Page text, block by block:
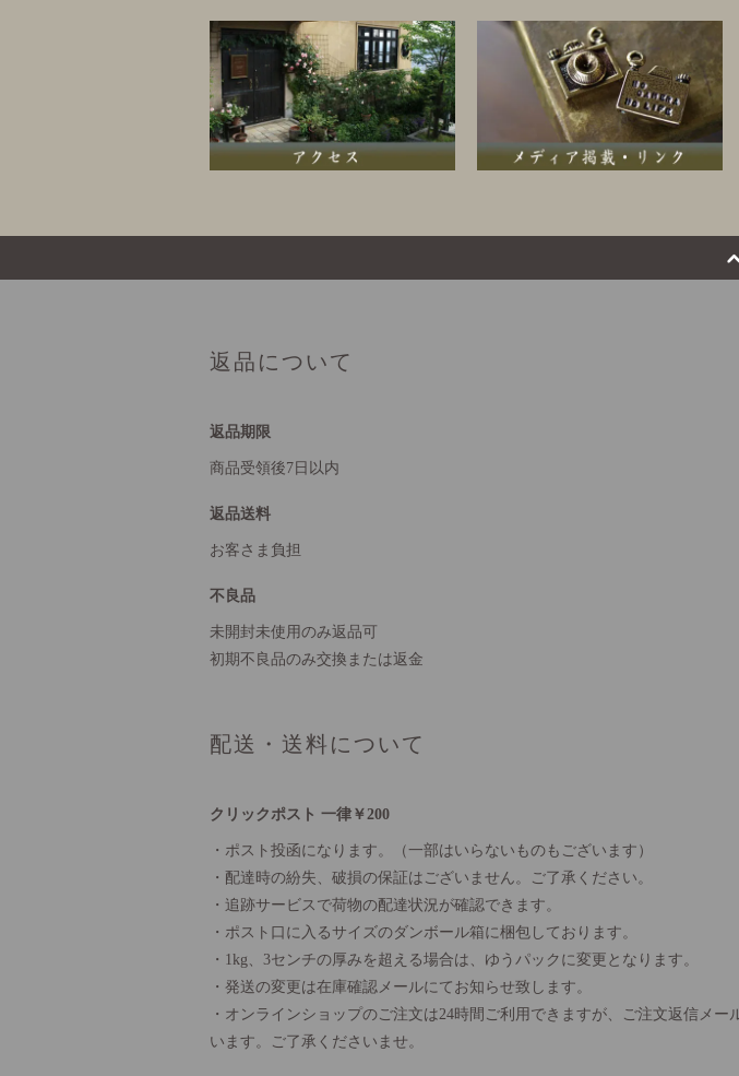
返品について
返品期限
商品受領後7日以内
返品送料
お客さま負担
不良品
未開封未使用のみ返品可
初期不良品のみ交換または返金
配送・送料について
クリックポスト 一律￥200
・ポスト投函になります。（一部はいらないものもございます）
・配達時の紛失、破損の保証はございません。ご了承ください。
・追跡サービスで荷物の配達状況が確認できます。
・ポスト口に入るサイズのダンボール箱に梱包しております。
・1kg、3センチの厚みを超える場合は、ゆうパックに変更となります。
・発送の変更は在庫確認メールにてお知らせ致します。
・オンラインショップのご注文は24時間ご利用できますが、ご注文返信メ
います。ご了承くださいませ。